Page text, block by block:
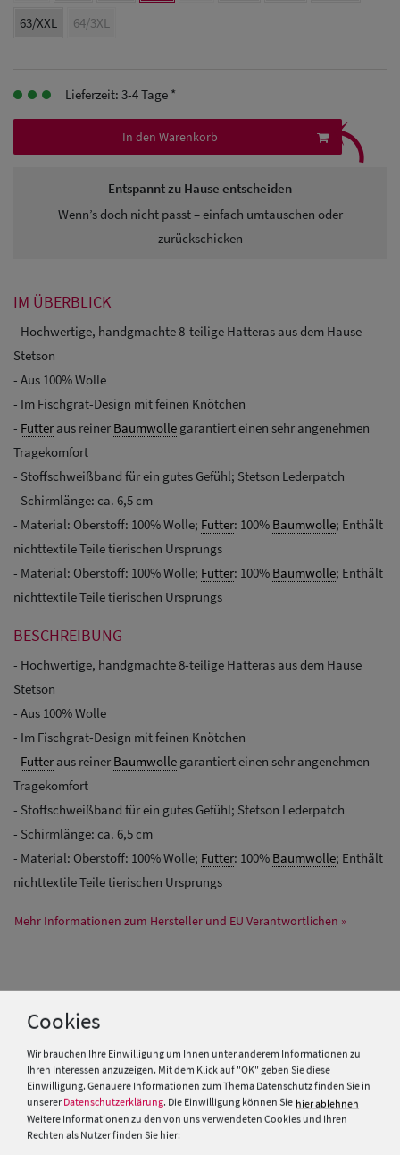
& Visoren
63/XXL 64/3XL
Lieferzeit: 3-4 Tage *
In den Warenkorb
Entspannt zu Hause entscheiden
Wenn’s doch nicht passt – einfach umtauschen oder
zurückschicken
⤹
IM ÜBERBLICK
- Hochwertige, handgmachte 8-teilige Hatteras aus dem Hause
Stetson
- Aus 100% Wolle
- Im Fischgrat-Design mit feinen Knötchen
- Futter aus reiner Baumwolle garantiert einen sehr angenehmen
Tragekomfort
- Stoffschweißband für ein gutes Gefühl; Stetson Lederpatch
- Schirmlänge: ca. 6,5 cm
- Material: Oberstoff: 100% Wolle; Futter: 100% Baumwolle; Enthält
nichttextile Teile tierischen Ursprungs
- Material: Oberstoff: 100% Wolle; Futter: 100% Baumwolle; Enthält
nichttextile Teile tierischen Ursprungs
BESCHREIBUNG
- Hochwertige, handgmachte 8-teilige Hatteras aus dem Hause
Stetson
- Aus 100% Wolle
- Im Fischgrat-Design mit feinen Knötchen
- Futter aus reiner Baumwolle garantiert einen sehr angenehmen
Tragekomfort
- Stoffschweißband für ein gutes Gefühl; Stetson Lederpatch
- Schirmlänge: ca. 6,5 cm
- Material: Oberstoff: 100% Wolle; Futter: 100% Baumwolle; Enthält
nichttextile Teile tierischen Ursprungs
Mehr Informationen zum Hersteller und EU Verantwortlichen »
PRODUKTEMPFEHLUNGEN
SALE SALE
Cookies
Wir brauchen Ihre Einwilligung um Ihnen unter anderem Informationen zu
Ihren Interessen anzuzeigen. Mit dem Klick auf "OK" geben Sie diese
Einwilligung. Genauere Informationen zum Thema Datenschutz finden Sie in
unserer Datenschutzerklärung. Die Einwilligung können Sie hier ablehnen
Weitere Informationen zu den von uns verwendeten Cookies und Ihren
Rechten als Nutzer finden Sie hier: